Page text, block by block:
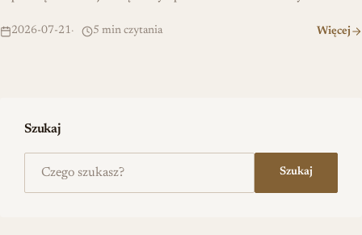
2026-07-21 5 min czytania Więcej
Szukaj
Szukaj